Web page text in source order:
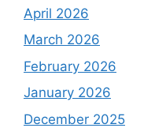
April 2026
March 2026
February 2026
January 2026
December 2025